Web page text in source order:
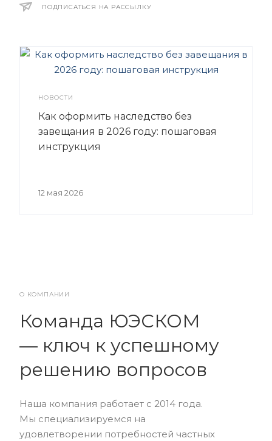
ПОДПИСАТЬСЯ НА РАССЫЛКУ
НОВОСТИ
Как оформить наследство без
завещания в 2026 году: пошаговая
инструкция
12 мая 2026
О КОМПАНИИ
Команда ЮЭСКОМ
— ключ к успешному
решению вопросов
Наша компания работает с 2014 года.
Мы специализируемся на
удовлетворении потребностей частных